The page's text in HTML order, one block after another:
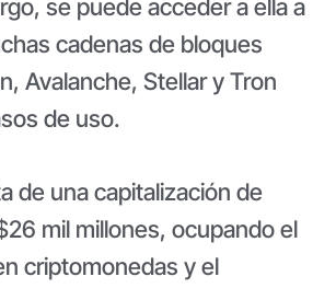
se puede acceder a ella a
cadenas de bloques
Avalanche, Stellar y Tron
de uso.
de una capitalización de
mil millones, ocupando el
criptomonedas y el